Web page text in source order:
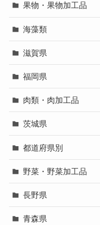
果物・果物加工品
海藻類
滋賀県
福岡県
肉類・肉加工品
茨城県
都道府県別
野菜・野菜加工品
長野県
青森県